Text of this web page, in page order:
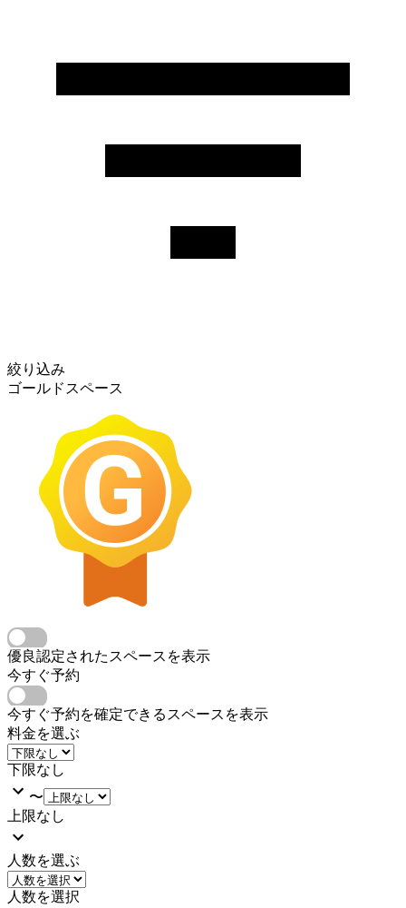
絞り込み
ゴールドスペース
優良認定されたスペースを表示
今すぐ予約
今すぐ予約を確定できるスペースを表示
料金を選ぶ
下限なし
〜
上限なし
人数を選ぶ
人数を選択